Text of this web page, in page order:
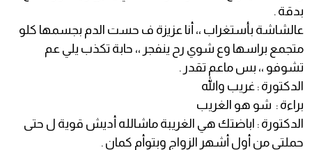
بدقة .
عالشاشة بأستغراب ،، أنا عزيزة ف حست الدم بجسمها كلو
متجمع براسها وع شوي رح ينفجر ،، حابة تكذب يلي عم
تشوفو ،، بس ماعم تقدر .
الدكتورة : غريب والله
براءة : شو هو الغريب
الدكتورة : اباضتك هي الغريبة ماشالله أديش قوية ل حتى
حملتي من أول أشهر الزواج وبتوأم كمان .